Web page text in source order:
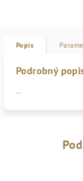
Popis
Podrobný
--